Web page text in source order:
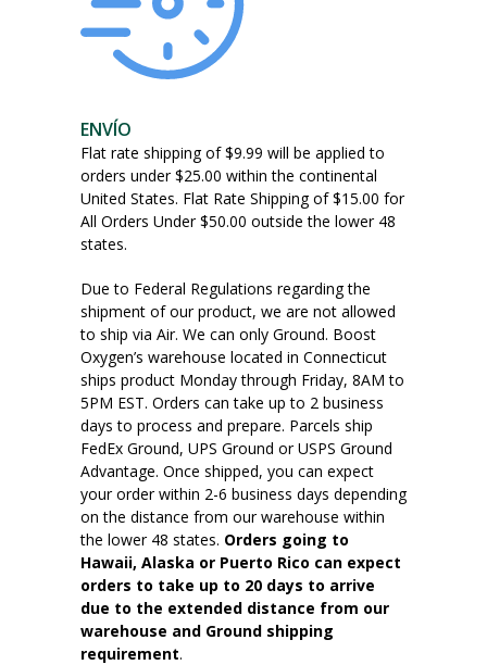
ENVÍO
Flat rate shipping of $9.99 will be applied to
orders under $25.00 within the continental
United States. Flat Rate Shipping of $15.00 for
All Orders Under $50.00 outside the lower 48
states.
Due to Federal Regulations regarding the
shipment of our product, we are not allowed
to ship via Air. We can only Ground. Boost
Oxygen’s warehouse located in Connecticut
ships product Monday through Friday, 8AM to
5PM EST. Orders can take up to 2 business
days to process and prepare. Parcels ship
FedEx Ground, UPS Ground or USPS Ground
Advantage. Once shipped, you can expect
your order within 2-6 business days depending
on the distance from our warehouse within
the lower 48 states. Orders going to
Hawaii, Alaska or Puerto Rico can expect
orders to take up to 20 days to arrive
due to the extended distance from our
warehouse and Ground shipping
requirement.